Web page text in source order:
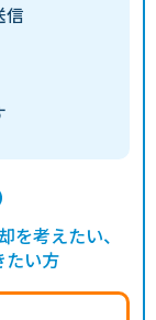
信
考えたい、
たい方